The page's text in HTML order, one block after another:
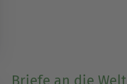
Briefe an die Welt